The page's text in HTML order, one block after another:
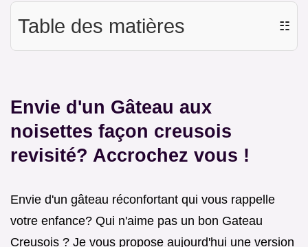
Table des matières ☷
Envie d'un Gâteau aux
noisettes façon creusois
revisité? Accrochez vous !
Envie d'un gâteau réconfortant qui vous rappelle
votre enfance? Qui n'aime pas un bon Gateau
Creusois ? Je vous propose aujourd'hui une version